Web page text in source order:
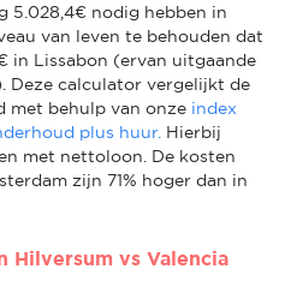
5.028,4€ nodig hebben in
van leven te behouden dat
in Lissabon (ervan uitgaande
Deze calculator vergelijkt de
met behulp van onze index
plus huur. Hierbij
met nettoloon. De kosten
zijn 71% hoger dan in
Hilversum vs Valencia